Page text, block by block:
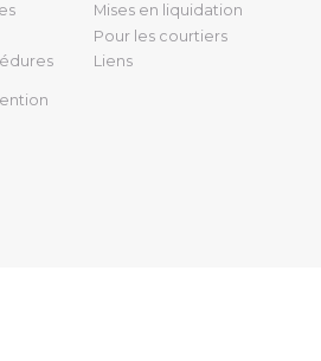
Mises en liquidation
Pour les courtiers
Liens